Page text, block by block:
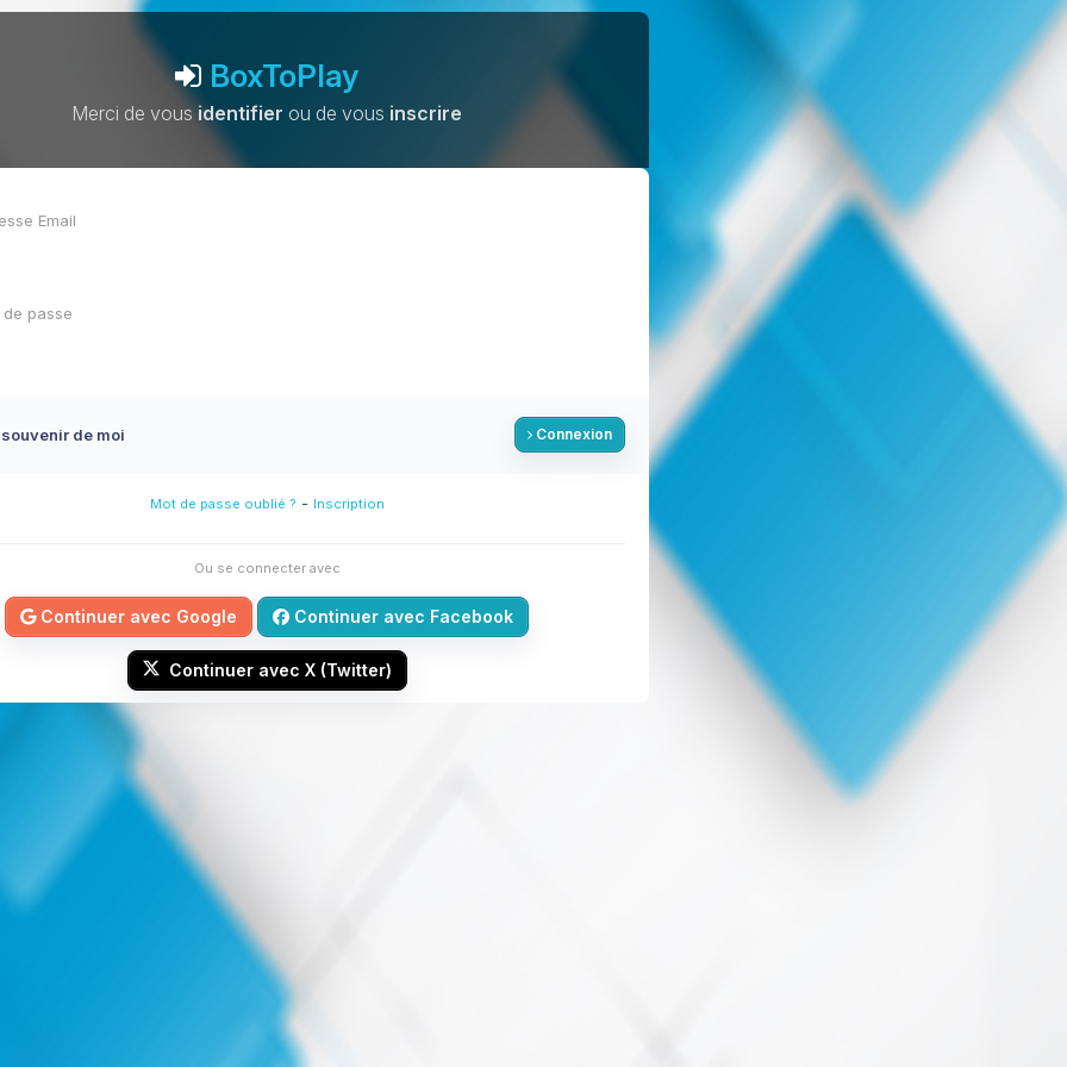
BoxToPlay
Merci de vousidentifier ou de vous inscrire
de moi Connexion
Mot de passe oublié ? - Inscription
Ou se connecter avec
Continuer avec Google Continuer avec Facebook
Continuer avec X (Twitter)